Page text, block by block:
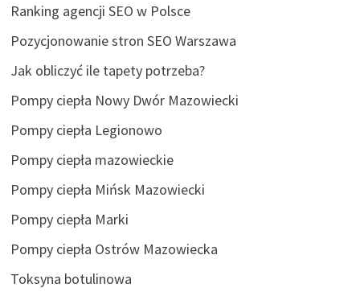
Ranking agencji SEO w Polsce
Pozycjonowanie stron SEO Warszawa
Jak obliczyć ile tapety potrzeba?
Pompy ciepła Nowy Dwór Mazowiecki
Pompy ciepła Legionowo
Pompy ciepła mazowieckie
Pompy ciepła Mińsk Mazowiecki
Pompy ciepła Marki
Pompy ciepła Ostrów Mazowiecka
Toksyna botulinowa